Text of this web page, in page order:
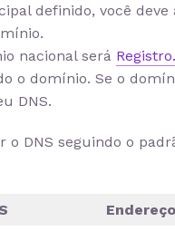
definido, você
nacional será
o domínio. Se o
DNS.
o DNS seguindo o